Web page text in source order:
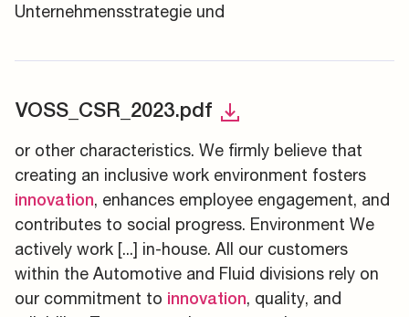
Unternehmensstrategie und
VOSS_CSR_2023.pdf
or other characteristics. We firmly believe that
creating an inclusive work environment fosters
innovation, enhances employee engagement, and
contributes to social progress. Environment We
actively work [...] in-house. All our customers
within the Automotive and Fluid divisions rely on
our commitment to innovation, quality, and